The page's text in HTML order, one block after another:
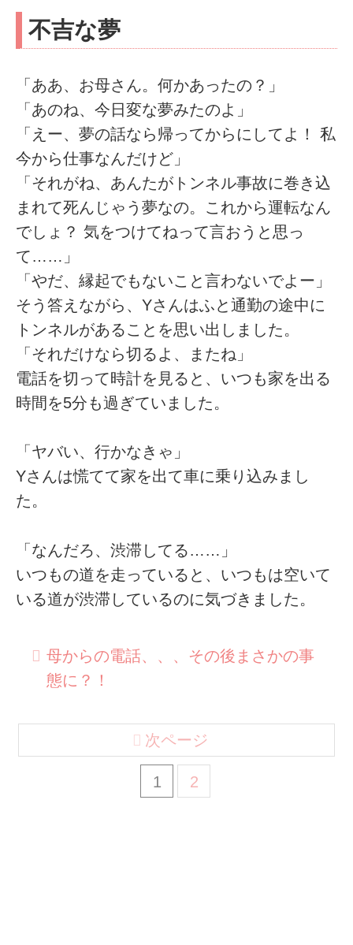
不吉な夢
「ああ、お母さん。何かあったの？」
「あのね、今日変な夢みたのよ」
「えー、夢の話なら帰ってからにしてよ！ 私
今から仕事なんだけど」
「それがね、あんたがトンネル事故に巻き込
まれて死んじゃう夢なの。これから運転なん
でしょ？ 気をつけてねって言おうと思っ
て……」
「やだ、縁起でもないこと言わないでよー」
そう答えながら、Yさんはふと通勤の途中に
トンネルがあることを思い出しました。
「それだけなら切るよ、またね」
電話を切って時計を見ると、いつも家を出る
時間を5分も過ぎていました。
「ヤバい、行かなきゃ」
Yさんは慌てて家を出て車に乗り込みまし
た。
「なんだろ、渋滞してる……」
いつもの道を走っていると、いつもは空いて
いる道が渋滞しているのに気づきました。
母からの電話、、、その後まさかの事
態に？！
1 2
次ページ